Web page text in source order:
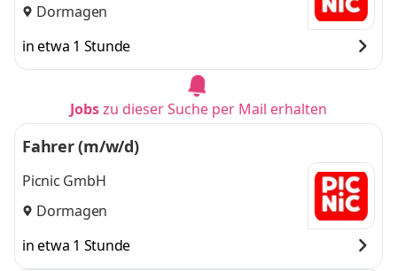
Dormagen
in etwa 1 Stunde
Jobszu dieser Suche per Mail erhalten
Fahrer (m/w/d)
Picnic GmbH
Dormagen
in etwa 1 Stunde